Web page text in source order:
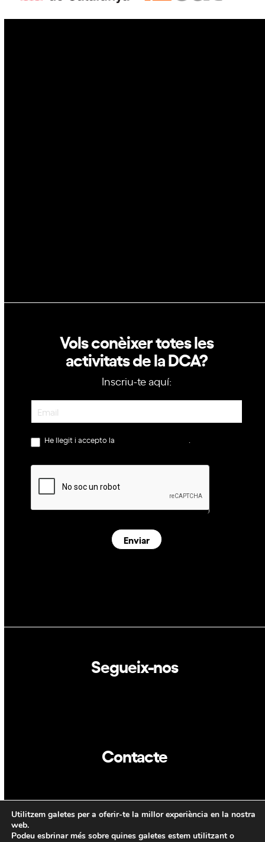
Vols conèixer totes les
activitats de la DCA?
Inscriu-te aquí:
Newsletter
He llegit i accepto la
Enviar
Segueix-nos
Contacte
CAT
Utilitzem galetes per a oferir-te la millor experiència en la nostra
web.
Podeu esbrinar més sobre quines galetes estem utilitzant o